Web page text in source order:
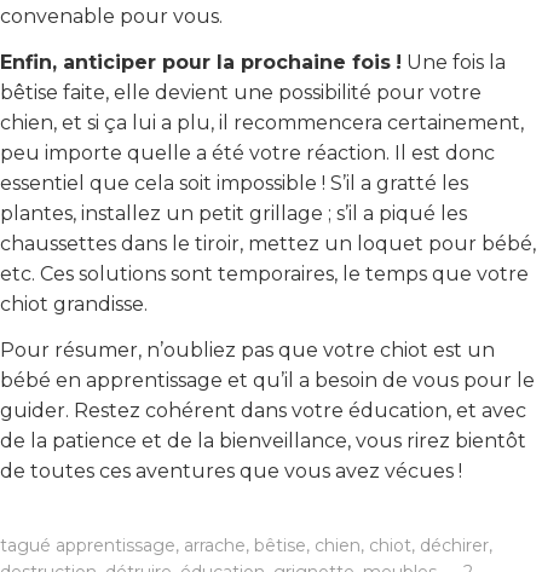
convenable pour vous.
Enfin, anticiper pour la prochaine fois ! Une fois la
bêtise faite, elle devient une possibilité pour votre
chien, et si ça lui a plu, il recommencera certainement,
peu importe quelle a été votre réaction. Il est donc
essentiel que cela soit impossible ! S’il a gratté les
plantes, installez un petit grillage ; s’il a piqué les
chaussettes dans le tiroir, mettez un loquet pour bébé,
etc. Ces solutions sont temporaires, le temps que votre
chiot grandisse.
Pour résumer, n’oubliez pas que votre chiot est un
bébé en apprentissage et qu’il a besoin de vous pour le
guider. Restez cohérent dans votre éducation, et avec
de la patience et de la bienveillance, vous rirez bientôt
de toutes ces aventures que vous avez vécues !
tagué apprentissage, arrache, bêtise, chien, chiot, déchirer,